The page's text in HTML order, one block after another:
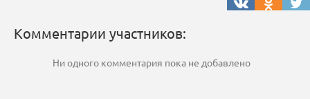
Комментарии участников:
Ни одного комментария пока не добавлено